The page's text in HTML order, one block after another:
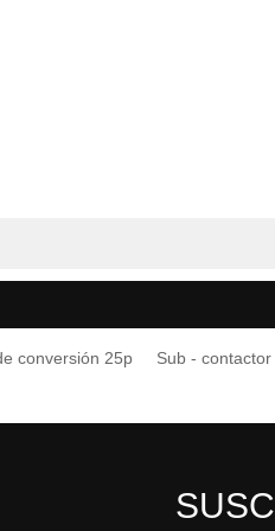
conversión 25p Sub -